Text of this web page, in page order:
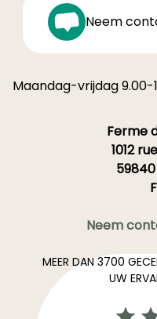
Neem
Maandag-vrijdag 9.00-
Ferme
1012
Neem
MEER DAN 3700
UW